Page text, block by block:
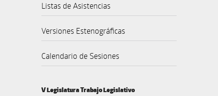
Listas de Asistencias
Versiones Estenográficas
Calendario de Sesiones
V Legislatura Trabajo Legislativo